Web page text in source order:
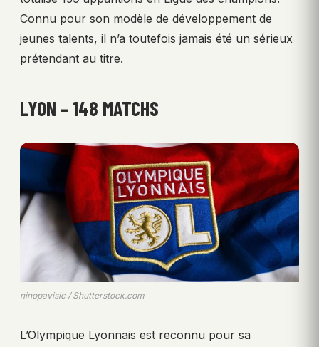
Connu pour son modèle de développement de
jeunes talents, il n’a toutefois jamais été un sérieux
prétendant au titre.
LYON – 148 MATCHS
ninopavisic / Shutterstock.com
L’Olympique Lyonnais est reconnu pour sa